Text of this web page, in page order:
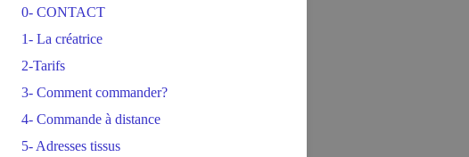
0- CONTACT
1- La créatrice
2-Tarifs
3- Comment commander?
4- Commande à distance
5- Adresses tissus